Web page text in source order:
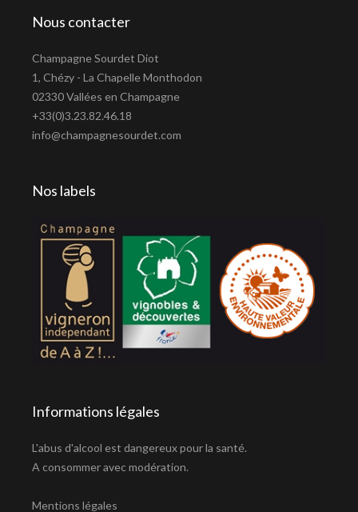
Nous contacter
Champagne Sourdet Diot
1, Chézy - La Chapelle Monthodon
02330 Vallées en Champagne
+33(0)3.23.82.46.18
info@champagnesourdet.com
Nos labels
Informations légales
L'abus d'alcool est dangereux pour la santé.
A consommer avec modération.
Mentions légales